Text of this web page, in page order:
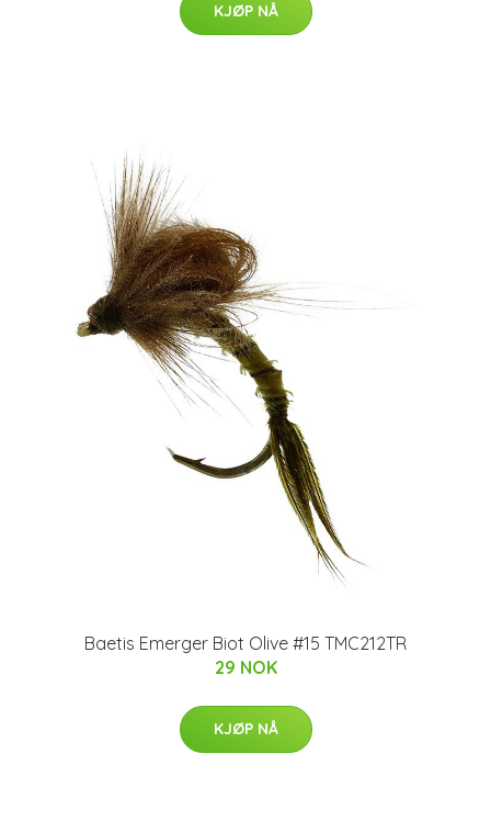
KJØP NÅ
Baetis Emerger Biot Olive #15 TMC212TR
29 NOK
KJØP NÅ